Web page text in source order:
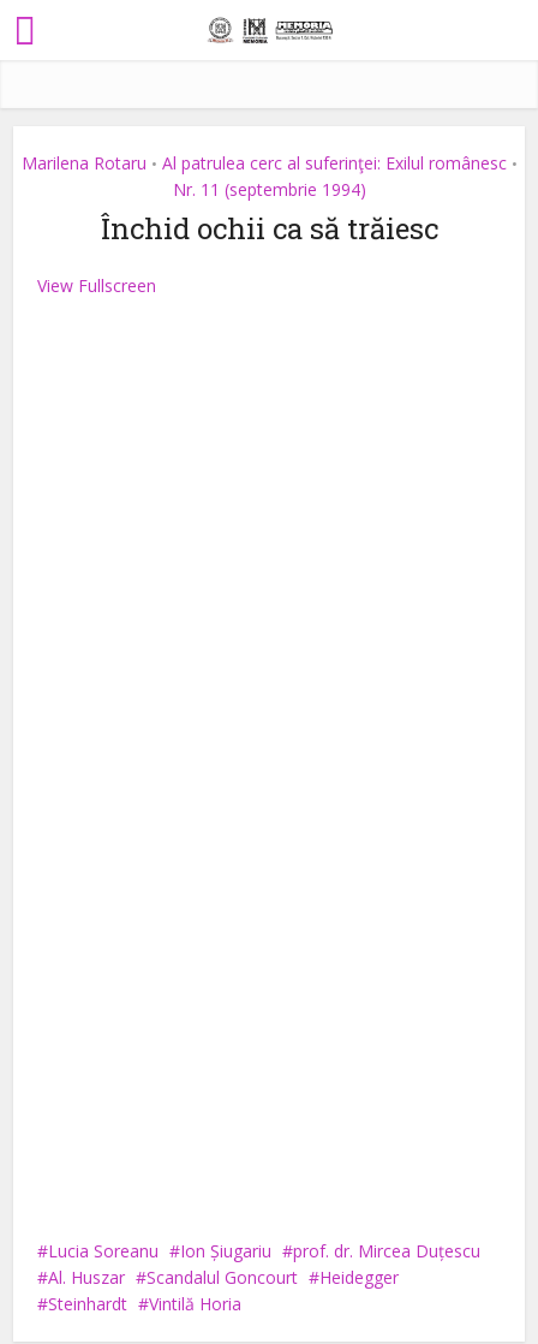
Marilena Rotaru • Al patrulea cerc al suferinţei: Exilul românesc •
Nr. 11 (septembrie 1994)
Închid ochii ca să trăiesc
View Fullscreen
Lucia Soreanu Ion Șiugariu
prof. dr. Mircea Duțescu
Al. Huszar
Scandalul Goncourt
Heidegger
Steinhardt
Vintilă Horia